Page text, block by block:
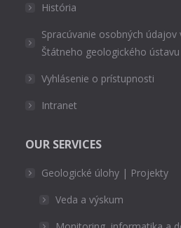
História
Spracúvanie osobných údajov
Štátneho geologického
Vyhlásenie o prístupnosti
Intranet
OUR SERVICES
Geologické úlohy | Projekty
Veda a výskum